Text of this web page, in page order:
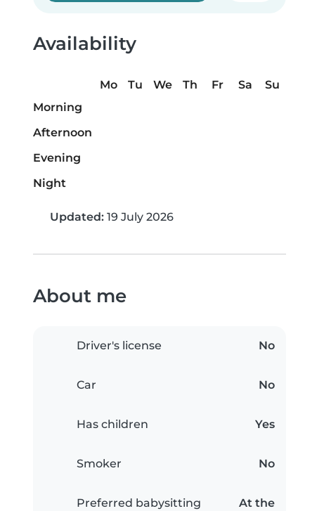
Availability
Mo Tu We Th Fr Sa
Su
Morning
Afternoon
Evening
Night
Updated: 19 July 2026
About me
Driver's license No
Car No
Has children Yes
Smoker No
Preferred babysitting
At the